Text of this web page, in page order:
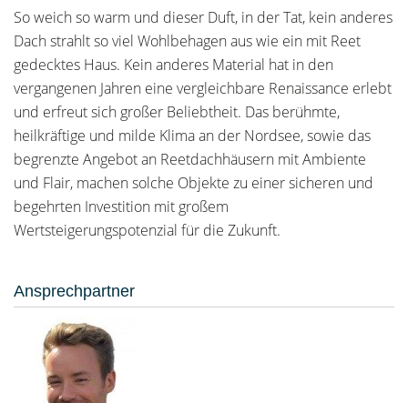
So weich so warm und dieser Duft, in der Tat, kein anderes
Dach strahlt so viel Wohlbehagen aus wie ein mit Reet
gedecktes Haus. Kein anderes Material hat in den
vergangenen Jahren eine vergleichbare Renaissance erlebt
und erfreut sich großer Beliebtheit. Das berühmte,
heilkräftige und milde Klima an der Nordsee, sowie das
begrenzte Angebot an Reetdachhäusern mit Ambiente
und Flair, machen solche Objekte zu einer sicheren und
begehrten Investition mit großem
Wertsteigerungspotenzial für die Zukunft.
Ansprechpartner